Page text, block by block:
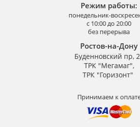
Режим работы:
понедельник-
с 10:00 до 20:00
без перерыва
Ростов-на-Дону
Буденновский пр,
ТРК "Мегамаг",
ТРК "Горизонт"
Принимаем к